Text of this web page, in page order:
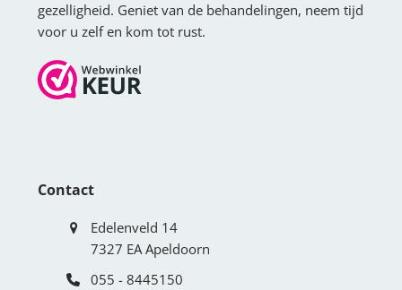
gezelligheid. Geniet van de behandelingen, neem tijd
voor u zelf en kom tot rust.
Contact
Edelenveld 14
7327 EA Apeldoorn
055 - 8445150